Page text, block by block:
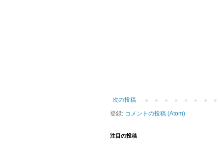
次の投稿
登録: コメントの投稿 (Atom)
注目の投稿